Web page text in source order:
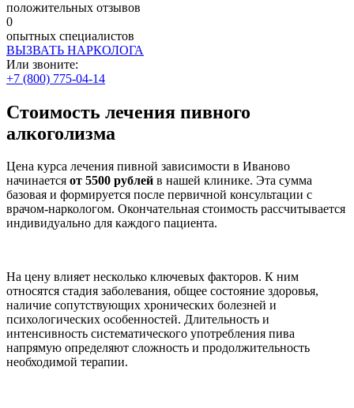
положительных отзывов
0
опытных специалистов
ВЫЗВАТЬ НАРКОЛОГА
Или звоните:
+7 (800) 775-04-14
Стоимость лечения пивного
алкоголизма
Цена курса лечения пивной зависимости в Иваново
начинается от 5500 рублей в нашей клинике. Эта сумма
базовая и формируется после первичной консультации с
врачом-наркологом. Окончательная стоимость рассчитывается
индивидуально для каждого пациента.
На цену влияет несколько ключевых факторов. К ним
относятся стадия заболевания, общее состояние здоровья,
наличие сопутствующих хронических болезней и
психологических особенностей. Длительность и
интенсивность систематического употребления пива
напрямую определяют сложность и продолжительность
необходимой терапии.